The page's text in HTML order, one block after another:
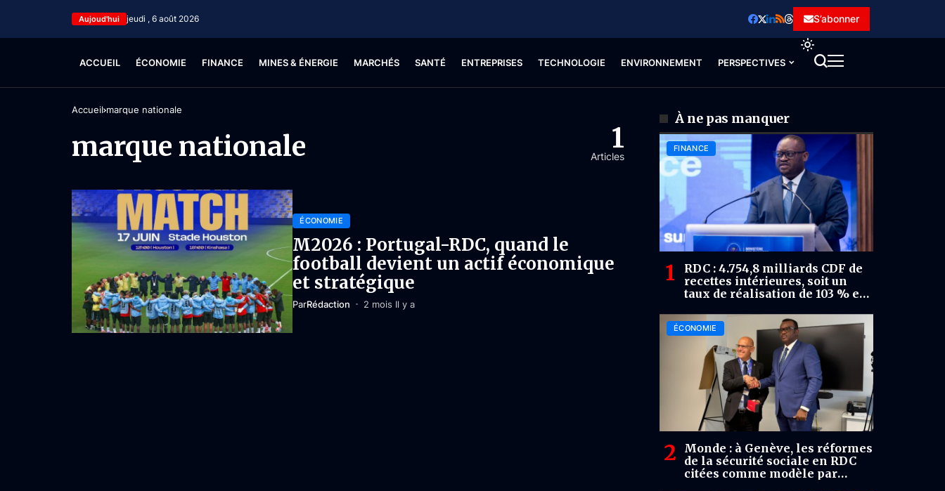
Aujoud'hui jeudi , 6 août 2026 S’abonner
ACCUEIL ÉCONOMIE FINANCE MINES & ÉNERGIE MARCHÉS SANTÉ ENTREPRISES TECHNOLOGIE ENVIRONNEMENT PERSPECTIVES
Accueil marque nationale
marque nationale 1
Articles
ÉCONOMIE
M2026 : Portugal-RDC, quand le
football devient un actif économique
et stratégique
ParRédaction 2 mois Il y a
À ne pas manquer
FINANCE
RDC : 4.754,8 milliards CDF de
recettes intérieures, soit un
taux de réalisation de 103 % en
ÉCONOMIE
Monde : à Genève, les réformes
de la sécurité sociale en RDC
citées comme modèle par